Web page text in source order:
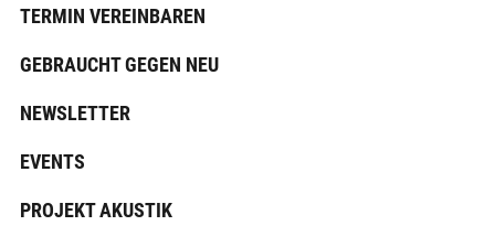
TERMIN VEREINBAREN
GEBRAUCHT GEGEN NEU
NEWSLETTER
EVENTS
PROJEKT AKUSTIK